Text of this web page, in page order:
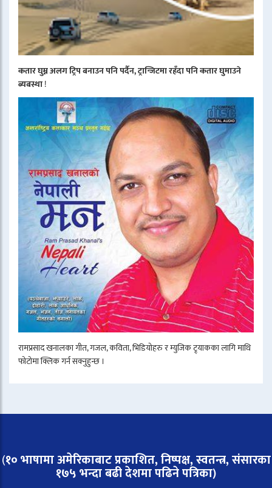
कतार घुम्न अलग ट्रिप बनाउन पनि पर्दैन, ट्रान्जिटमा रहँदा पनि कतार घुमाउने
ब्यबस्था!
रामप्रसाद खनालका गीत, गजल, कविता, भिडियोहरु र म्युजिक ट्र्याकका लागि माथि
फोटोमा क्लिक गर्न सक्नुहुन्छ ।
(१० भाषामा अमेरिकाबाट प्रकाशित, निष्पक्ष, स्वतन्त्र,संसारका
१७५ भन्दा बढी देशमा पढिने पत्रिका)